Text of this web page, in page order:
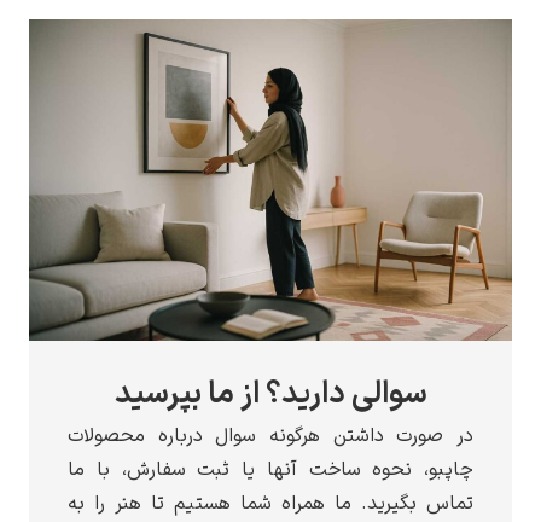
سوالی دارید؟ از ما بپرسید
صورت داشتن هرگونه سوال درباره محصولات
نحوه ساخت آنها یا ثبت سفارش، با ما
بگیرید. ما همراه شما هستیم تا هنر را به